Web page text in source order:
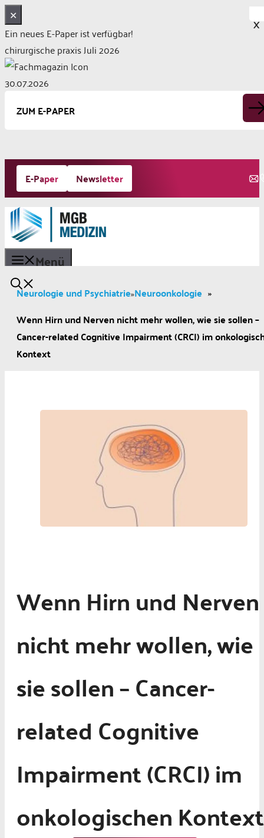
✕
Ein neues E-Paper ist verfügbar!
chirurgische praxis Juli 2026
30.07.2026
ZUM E-PAPER
Zum
Inhalt
springen
E-Paper Newsletter
Menü
Neurologie und Psychiatrie»Neuroonkologie »
Wenn Hirn und Nerven nicht mehr wollen, wie sie sollen –
Cancer-related Cognitive Impairment (CRCI) im
Kontext
Wenn Hirn und Nerven
nicht mehr wollen, wie
sie sollen – Cancer-
related Cognitive
Impairment (CRCI) im
onkologischen Kontext
X